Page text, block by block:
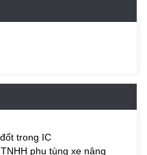
trong IC
phụ tùng xe nâng